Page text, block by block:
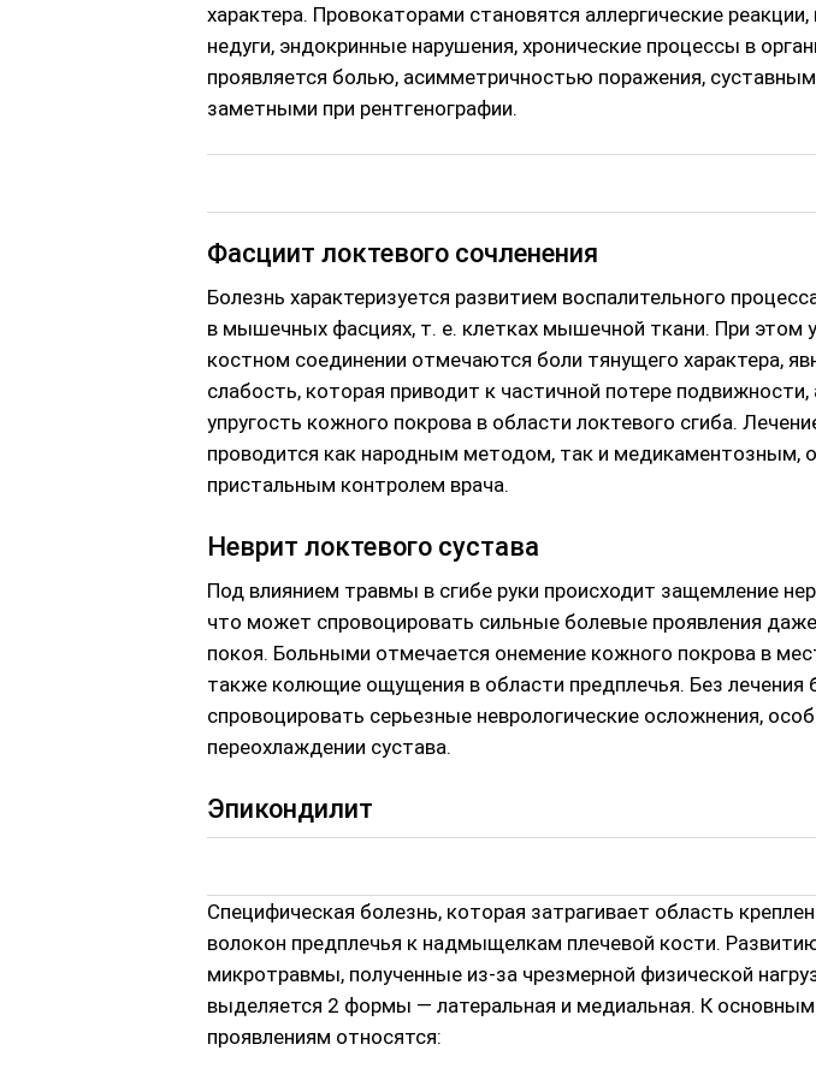
характера. Провокаторами становятся аллергические
недуги, эндокринные нарушения, хронические процессы в
проявляется болью, асимметричностью поражения,
заметными при рентгенографии.
Фасциит локтевого сочленения
Болезнь характеризуется развитием воспалительного
в мышечных фасциях, т. е. клетках мышечной ткани. При этом
костном соединении отмечаются боли тянущего характера,
слабость, которая приводит к частичной потере
упругость кожного покрова в области локтевого сгиба.
проводится как народным методом, так и медикаментозным,
пристальным контролем врача.
Неврит локтевого сустава
Под влиянием травмы в сгибе руки происходит защемление
что может спровоцировать сильные болевые проявления
покоя. Больными отмечается онемение кожного покрова в
также колющие ощущения в области предплечья. Без лечения
спровоцировать серьезные неврологические осложнения,
переохлаждении сустава.
Эпикондилит
Специфическая болезнь, которая затрагивает область
волокон предплечья к надмыщелкам плечевой кости.
микротравмы, полученные из-за чрезмерной физической
выделяется 2 формы — латеральная и медиальная. К
проявлениям относятся: